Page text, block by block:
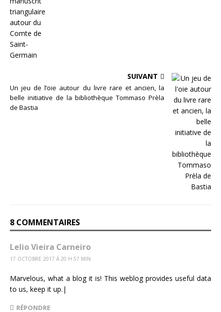
SUIVANT
Un jeu de l’oie autour du livre rare et ancien, la
belle initiative de la bibliothèque Tommaso Prèla
de Bastia
8 COMMENTAIRES
Lelio Vieira Carneiro
17 OCTOBRE 2017 Á 20 H 57 MIN
Marvelous, what a blog it is! This weblog provides useful data
to us, keep it up.|
RÉPONDRE